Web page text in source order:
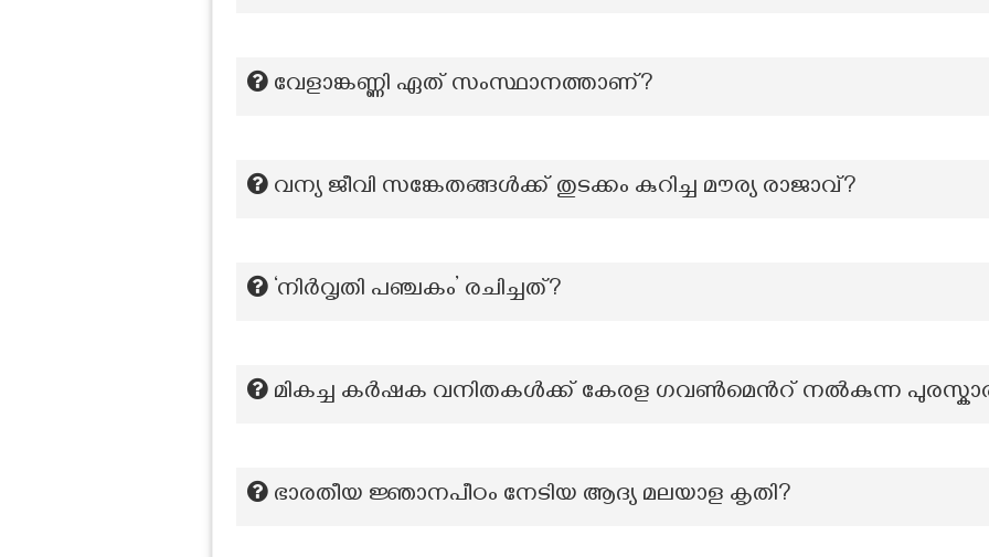
വേളാങ്കണ്ണി ഏത് സംസ്ഥാനത്താണ്?
വന്യ ജീവി സങ്കേതങ്ങൾക്ക് തുടക്കം കുറിച്ച മൗര്യ രാജാവ്?
‘നിർവൃതി പഞ്ചകം’ രചിച്ചത്?
മികച്ച കര്‍ഷക വനിതകള്‍ക്ക് കേരള ഗവണ്‍മെന്‍റ് നല്‍കുന്ന
ഭാരതീയ ജ്ഞാനപീഠം നേടിയ ആദ്യ മലയാള കൃതി?